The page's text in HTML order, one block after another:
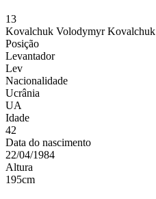
13
Kovalchuk Volodymyr Kovalchuk
Posição
Levantador
Lev
Nacionalidade
Ucrânia
UA
Idade
42
Data do nascimento
22/04/1984
Altura
195cm